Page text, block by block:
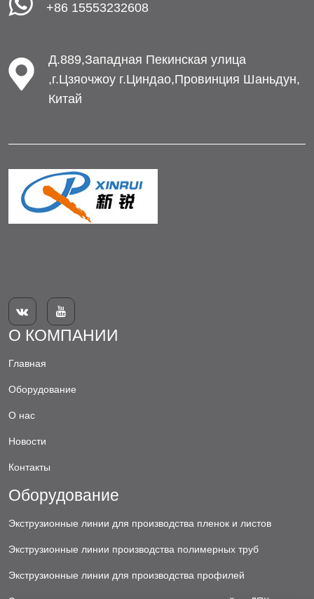
+86 15553232608
Д.889,Западная Пекинская улица
,г.Цзяочжоу г.Циндао,Провинция Шаньдун,
Китай
 
О КОМПАНИИ
Главная
Оборудование
О нас
Новости
Контакты
Оборудование
Экструзионные линии для производства пленок и листов
Экструзионные линии производства полимерных труб
Экструзионные линии для производства профилей